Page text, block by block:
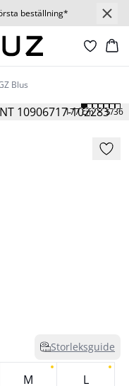
beställning*
Blus
177 cm • S/36
Storleksguide
M L